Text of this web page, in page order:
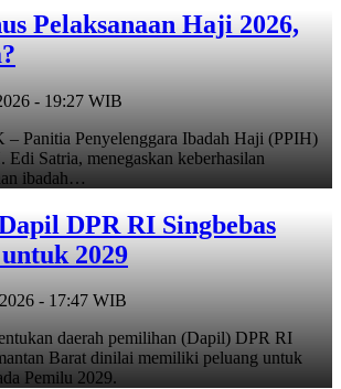
Pelaksanaan Haji 2026,
- 19:27 WIB
Panitia Penyelenggara Ibadah Haji (PPIH)
Edi Satria, menegaskan keberhasilan
ibadah…
DPR RI Singbebas
2029
- 17:47 WIB
daerah pemilihan (Dapil) DPR RI
Barat dinilai memiliki peluang untuk
Pemilu 2029.